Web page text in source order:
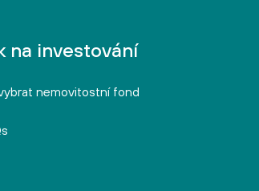
na investování
vybrat nemovitostní fond